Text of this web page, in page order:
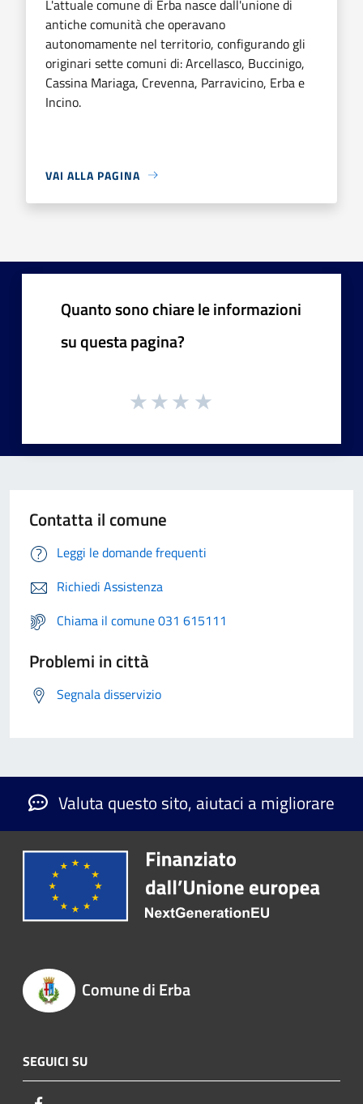
L'attuale comune di Erba nasce dall'unione di
antiche comunità che operavano
autonomamente nel territorio, configurando gli
originari sette comuni di: Arcellasco, Buccinigo,
Cassina Mariaga, Crevenna, Parravicino, Erba e
Incino.
VAI ALLA PAGINA
Quanto sono chiare le informazioni
su questa pagina?
Contatta il comune
Leggi le domande frequenti
Richiedi Assistenza
Chiama il comune 031 615111
Problemi in città
Segnala disservizio
Valuta questo sito, aiutaci a migliorare
Comune di Erba
SEGUICI SU